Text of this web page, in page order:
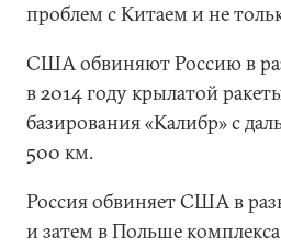
проблем с Китаем и не
США обвиняют Россию в
в 2014 году крылатой
базирования «Калибр» с
500 км.
Россия обвиняет США в
и затем в Польше